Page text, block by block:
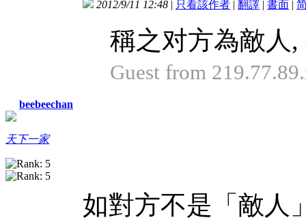
beebeechan
天下一家
2012/9/11 12:48 | 只看該作者 | 翻譯 | 書面 |
稱之对方為敵人
Guest from
如對方不是「敵人